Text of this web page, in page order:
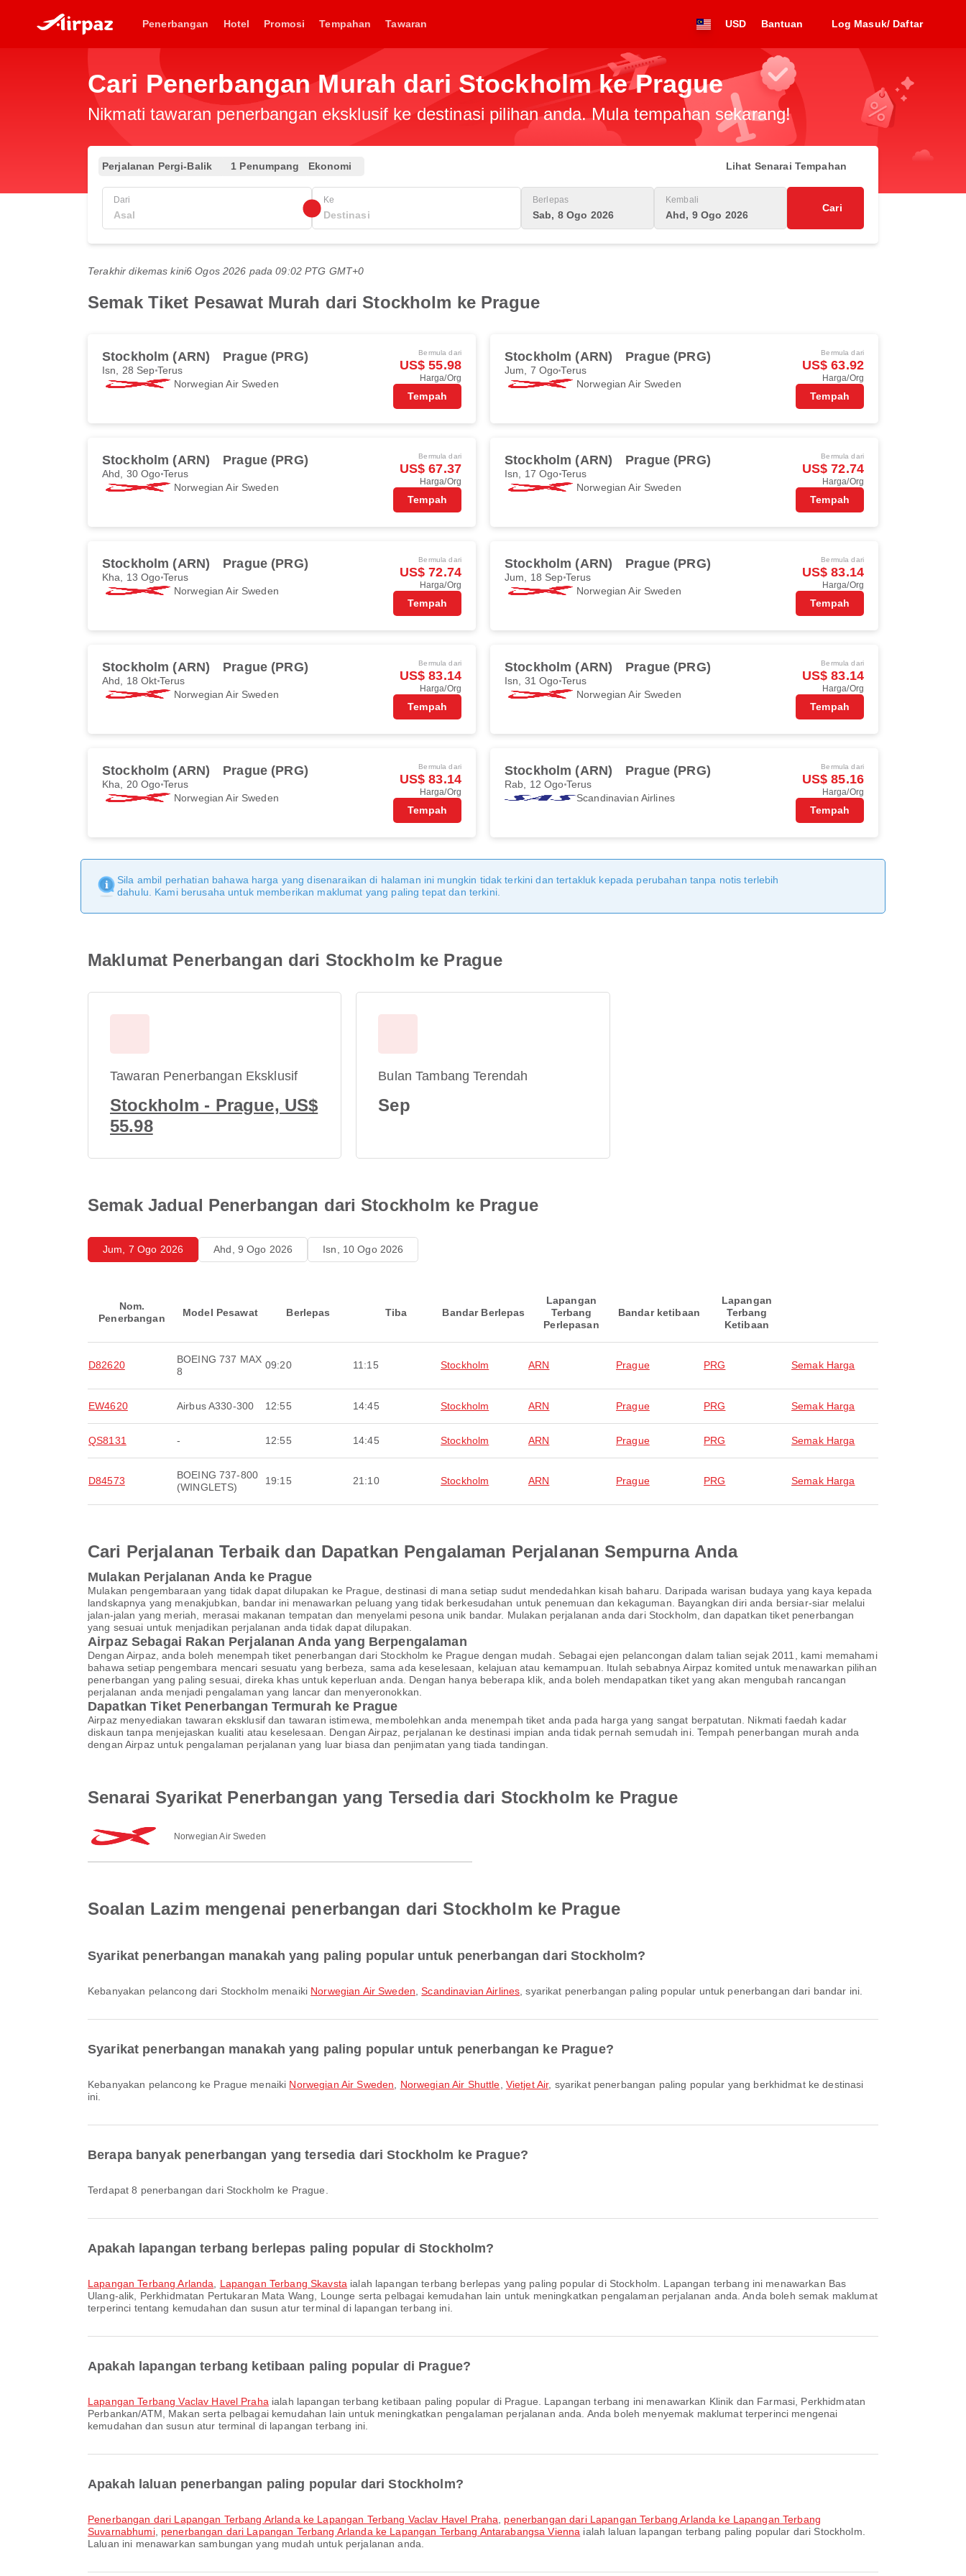
Penerbangan Hotel Promosi Tempahan Tawaran USD Bantuan Log Masuk/ Daftar
Cari Penerbangan Murah dari Stockholm ke Prague
Nikmati tawaran penerbangan eksklusif ke destinasi pilihan anda. Mula tempahan sekarang!
Perjalanan Pergi-Balik 1 Penumpang Ekonomi Lihat Senarai Tempahan
Dari Ke Berlepas
Sab, 8 Ogo 2026
Kembali
Ahd, 9 Ogo 2026
Cari
Terakhir dikemas kini6 Ogos 2026 pada 09:02 PTG GMT+0
Semak Tiket Pesawat Murah dari Stockholm ke Prague
Stockholm (ARN) Prague (PRG)
Isn, 28 Sep Terus
Norwegian Air Sweden
Bermula dari
US$ 55.98
Harga/Org
Tempah
Stockholm (ARN) Prague (PRG)
Jum, 7 OgoTerus
Norwegian Air Sweden
Bermula dari
US$ 63.92
Harga/Org
Tempah
Stockholm (ARN) Prague (PRG)
Ahd, 30 Ogo Terus
Norwegian Air Sweden
Bermula dari
US$ 67.37
Harga/Org
Tempah
Stockholm (ARN) Prague (PRG)
Isn, 17 Ogo Terus
Norwegian Air Sweden
Bermula dari
US$ 72.74
Harga/Org
Tempah
Stockholm (ARN) Prague (PRG)
Kha, 13 Ogo Terus
Norwegian Air Sweden
Bermula dari
US$ 72.74
Harga/Org
Tempah
Stockholm (ARN) Prague (PRG)
Jum, 18 Sep Terus
Norwegian Air Sweden
Bermula dari
US$ 83.14
Harga/Org
Tempah
Stockholm (ARN) Prague (PRG)
Ahd, 18 Okt Terus
Norwegian Air Sweden
Bermula dari
US$ 83.14
Harga/Org
Tempah
Stockholm (ARN) Prague (PRG)
Isn, 31 Ogo Terus
Norwegian Air Sweden
Bermula dari
US$ 83.14
Harga/Org
Tempah
Stockholm (ARN) Prague (PRG)
Kha, 20 Ogo Terus
Norwegian Air Sweden
Bermula dari
US$ 83.14
Harga/Org
Tempah
Stockholm (ARN) Prague (PRG)
Rab, 12 Ogo Terus
Scandinavian Airlines
Bermula dari
US$ 85.16
Harga/Org
Tempah
Sila ambil perhatian bahawa harga yang disenaraikan di halaman ini mungkin tidak terkini dan tertakluk kepada perubahan tanpa notis terlebih
dahulu. Kami berusaha untuk memberikan maklumat yang paling tepat dan terkini.
Maklumat Penerbangan dari Stockholm ke Prague
Tawaran Penerbangan Eksklusif
Stockholm - Prague, US$
55.98
Bulan Tambang Terendah
Sep
Semak Jadual Penerbangan dari Stockholm ke Prague
Jum, 7 Ogo 2026 Ahd, 9 Ogo 2026 Isn, 10 Ogo 2026
Nom.
Penerbangan
Model Pesawat Berlepas Tiba Bandar Berlepas
Lapangan
Terbang
Perlepasan
Bandar ketibaan
Lapangan
Terbang
Ketibaan
D82620
BOEING 737 MAX
8
09:20 11:15 Stockholm ARN Prague PRG Semak Harga
EW4620 Airbus A330-300 12:55 14:45 Stockholm ARN Prague PRG Semak Harga
QS8131 - 12:55 14:45 Stockholm ARN Prague PRG Semak Harga
D84573
BOEING 737-800
(WINGLETS)
19:15 21:10 Stockholm ARN Prague PRG Semak Harga
Cari Perjalanan Terbaik dan Dapatkan Pengalaman Perjalanan Sempurna Anda
Mulakan Perjalanan Anda ke Prague
Mulakan pengembaraan yang tidak dapat dilupakan ke Prague, destinasi di mana setiap sudut mendedahkan kisah baharu. Daripada warisan budaya yang kaya kepada
landskapnya yang menakjubkan, bandar ini menawarkan peluang yang tidak berkesudahan untuk penemuan dan kekaguman. Bayangkan diri anda bersiar-siar melalui
jalan-jalan yang meriah, merasai makanan tempatan dan menyelami pesona unik bandar. Mulakan perjalanan anda dari Stockholm, dan dapatkan tiket penerbangan
yang sesuai untuk menjadikan perjalanan anda tidak dapat dilupakan.
Airpaz Sebagai Rakan Perjalanan Anda yang Berpengalaman
Dengan Airpaz, anda boleh menempah tiket penerbangan dari Stockholm ke Prague dengan mudah. Sebagai ejen pelancongan dalam talian sejak 2011, kami memahami
bahawa setiap pengembara mencari sesuatu yang berbeza, sama ada keselesaan, kelajuan atau kemampuan. Itulah sebabnya Airpaz komited untuk menawarkan pilihan
penerbangan yang paling sesuai, direka khas untuk keperluan anda. Dengan hanya beberapa klik, anda boleh mendapatkan tiket yang akan mengubah rancangan
perjalanan anda menjadi pengalaman yang lancar dan menyeronokkan.
Dapatkan Tiket Penerbangan Termurah ke Prague
Airpaz menyediakan tawaran eksklusif dan tawaran istimewa, membolehkan anda menempah tiket anda pada harga yang sangat berpatutan. Nikmati faedah kadar
diskaun tanpa menjejaskan kualiti atau keselesaan. Dengan Airpaz, perjalanan ke destinasi impian anda tidak pernah semudah ini. Tempah penerbangan murah anda
dengan Airpaz untuk pengalaman perjalanan yang luar biasa dan penjimatan yang tiada tandingan.
Senarai Syarikat Penerbangan yang Tersedia dari Stockholm ke Prague
Norwegian Air Sweden
Soalan Lazim mengenai penerbangan dari Stockholm ke Prague
Syarikat penerbangan manakah yang paling popular untuk penerbangan dari Stockholm?
Kebanyakan pelancong dari Stockholm menaiki Norwegian Air Sweden ,Scandinavian Airlines , syarikat penerbangan paling popular untuk penerbangan dari bandar ini.
Syarikat penerbangan manakah yang paling popular untuk penerbangan ke Prague?
Kebanyakan pelancong ke Prague menaiki Norwegian Air Sweden Norwegian Air Shuttle Vietjet Air, syarikat penerbangan paling popular yang berkhidmat ke destinasi
ini.
Berapa banyak penerbangan yang tersedia dari Stockholm ke Prague?
Terdapat 8 penerbangan dari Stockholm ke Prague.
Apakah lapangan terbang berlepas paling popular di Stockholm?
Lapangan Terbang Arlanda Lapangan Terbang Skavsta ialah lapangan terbang berlepas yang paling popular di Stockholm. Lapangan terbang ini menawarkan Bas
Ulang-alik, Perkhidmatan Pertukaran Mata Wang, Lounge serta pelbagai kemudahan lain untuk meningkatkan pengalaman perjalanan anda. Anda boleh semak maklumat
terperinci tentang kemudahan dan susun atur terminal di lapangan terbang ini.
Apakah lapangan terbang ketibaan paling popular di Prague?
Lapangan Terbang Vaclav Havel Praha ialah lapangan terbang ketibaan paling popular di Prague. Lapangan terbang ini menawarkan Klinik dan Farmasi, Perkhidmatan
Perbankan/ATM, Makan serta pelbagai kemudahan lain untuk meningkatkan pengalaman perjalanan anda. Anda boleh menyemak maklumat terperinci mengenai
kemudahan dan susun atur terminal di lapangan terbang ini.
Apakah laluan penerbangan paling popular dari Stockholm?
penerbangan dari Lapangan Terbang Arlanda ke Lapangan Terbang Vaclav Havel Praha
penerbangan dari Lapangan Terbang Arlanda ke Lapangan Terbang
Suvarnabhumi, penerbangan dari Lapangan Terbang Arlanda ke Lapangan Terbang Antarabangsa Vienna ialah laluan lapangan terbang paling popular dari Stockholm.
Laluan ini menawarkan sambungan yang mudah untuk perjalanan anda.